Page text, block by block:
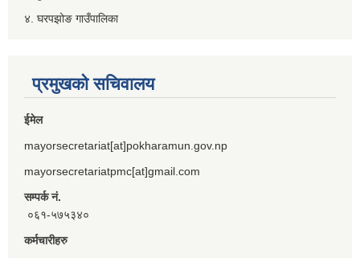
४. घरपझोङ गाउँपालिका
प्रमुखको सचिवालय
ईमेल
mayorsecretariat[at]pokharamun.gov.np
mayorsecretariatpmc[at]gmail.com
सम्पर्क नं.
०६१-५७५३४०
कर्मचारीहरु